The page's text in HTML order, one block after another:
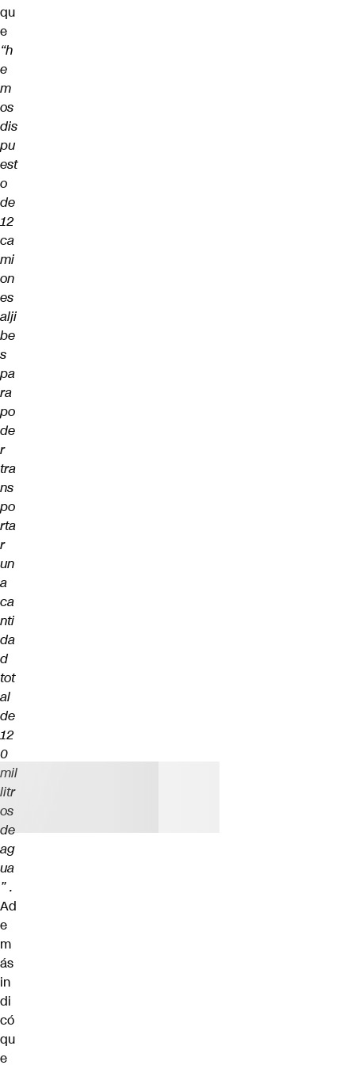
qu
e
“h
e
m
os
dis
pu
est
o
de
12
ca
mi
on
es
alji
be
s
pa
ra
po
de
r
tra
ns
po
rta
r
un
a
ca
nti
da
d
tot
al
de
12
0
mil
litr
os
de
ag
ua
” .
Ad
e
m
ás
in
di
có
qu
e